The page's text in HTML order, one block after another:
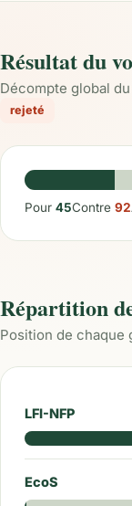
Résultat du
Décompte global
rejeté
Pour 45Contre 92
Répartition
Position de chaque
LFI-NFP
EcoS